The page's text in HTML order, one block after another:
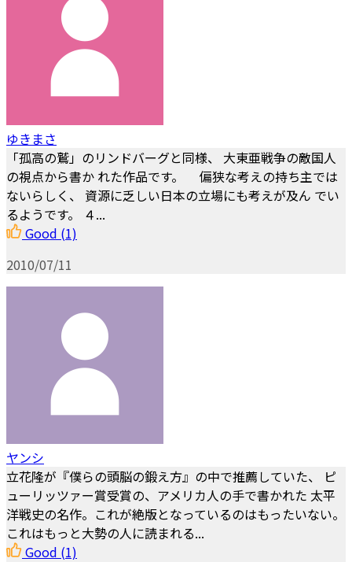
ゆきまさ
「孤高の鷲」のリンドバーグと同様、 大東亜戦争の敵国人
の視点から書か れた作品です。 偏狭な考えの持ち主では
ないらしく、 資源に乏しい日本の立場にも考えが及ん でい
るようです。 ４...
Good (1)
2010/07/11
ヤンシ
立花隆が『僕らの頭脳の鍛え方』の中で推薦していた、 ピ
ューリッツァー賞受賞の、アメリカ人の手で書かれた 太平
洋戦史の名作。これが絶版となっているのはもったいない。
これはもっと大勢の人に読まれる...
Good (1)